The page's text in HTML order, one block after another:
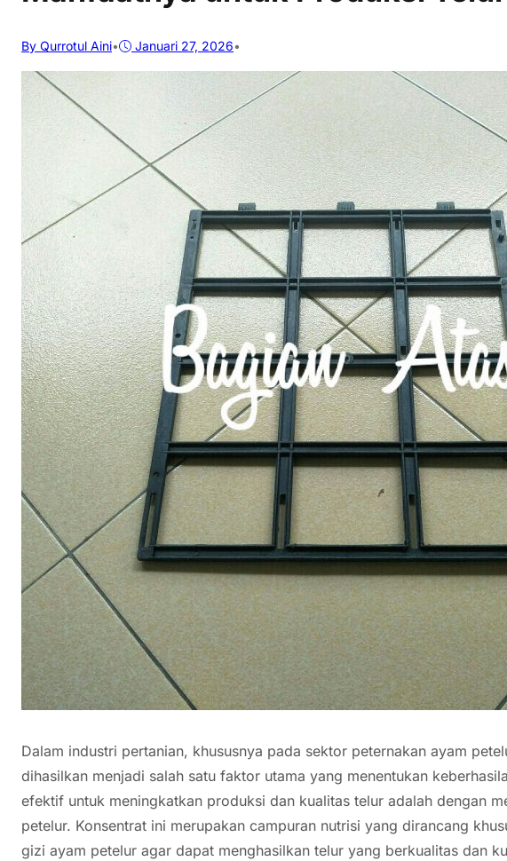
By Qurrotul Aini• Januari 27, 2026•
Dalam industri pertanian, khususnya pada sektor peternakan ayam
dihasilkan menjadi salah satu faktor utama yang menentukan
efektif untuk meningkatkan produksi dan kualitas telur adalah dengan
petelur. Konsentrat ini merupakan campuran nutrisi yang dirancang
gizi ayam petelur agar dapat menghasilkan telur yang berkualitas dan